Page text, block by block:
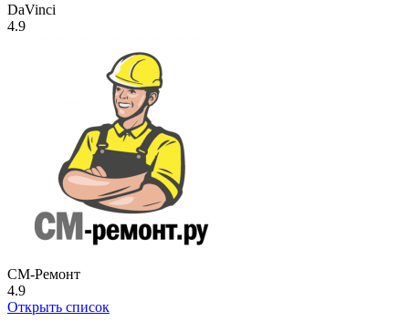
DaVinci
4.9
СМ-Ремонт
4.9
Открыть список